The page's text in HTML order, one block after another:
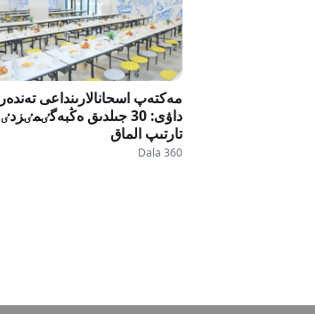
مەكتەپ اسحانالارىنداعى تەندەر
داۋى: 30 جىلدىق ەڭبەگٸمٸزدٸ
تارتىپ الماق
Dala 360